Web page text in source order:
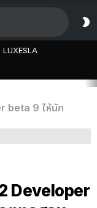
LUXESLA
beta 9 ให้นัก
Developer